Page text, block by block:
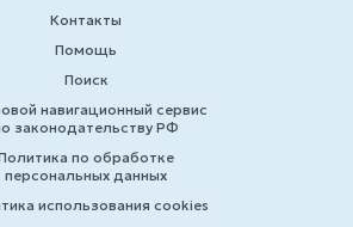
Контакты
Помощь
Поиск
навигационный сервис
законодательству РФ
по обработке
персональных данных
использования cookies